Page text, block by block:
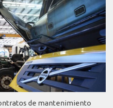
de mantenimiento